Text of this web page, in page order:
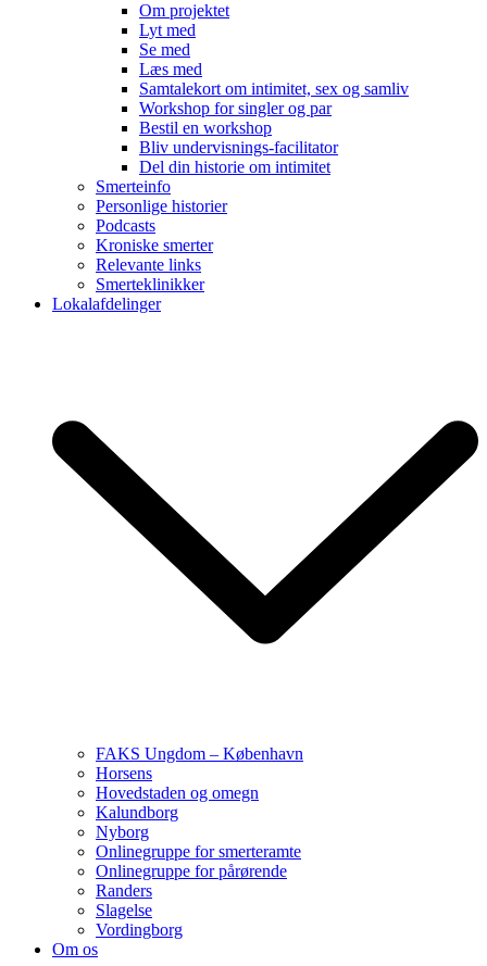
Om projektet
Lyt med
Se med
Læs med
Samtalekort om intimitet, sex og samliv
Workshop for singler og par
Bestil en workshop
Bliv undervisnings-facilitator
Del din historie om intimitet
Smerteinfo
Personlige historier
Podcasts
Kroniske smerter
Relevante links
Smerteklinikker
Lokalafdelinger
FAKS Ungdom – København
Horsens
Hovedstaden og omegn
Kalundborg
Nyborg
Onlinegruppe for smerteramte
Onlinegruppe for pårørende
Randers
Slagelse
Vordingborg
Om os